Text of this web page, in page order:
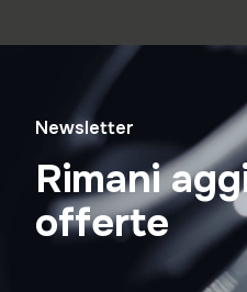
Newsletter
Rimani
offerte